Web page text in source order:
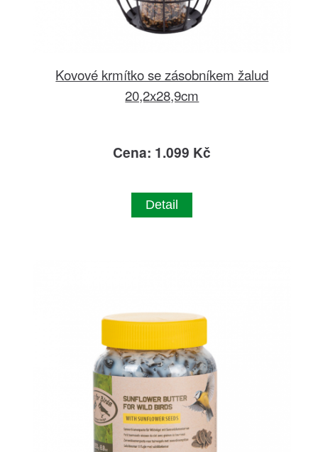
Kovové krmítko se zásobníkem žalud
20,2x28,9cm
Cena: 1.099 Kč
Detail